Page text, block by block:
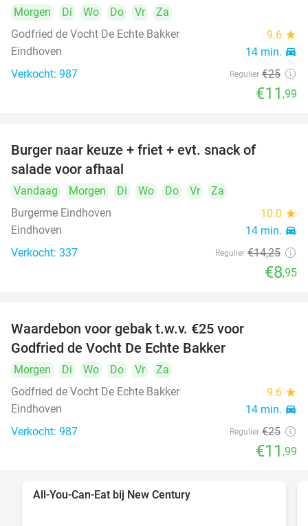
Morgen Di Wo Do Vr
Za
Godfried de Vocht De Echte Bakker
9.6 star
Eindhoven 14 min. directions_car
Verkocht: 987 Regulier €25
€11 ,99
Burger naar keuze + friet + evt. snack of
salade voor afhaal
Vandaag Morgen Di Wo Do Vr
Za
Burgerme Eindhoven
10.0 star
Eindhoven 14 min. directions_car
Verkocht: 337 Regulier €14,25
€8,95
Waardebon voor gebak t.w.v. €25 voor
Godfried de Vocht De Echte Bakker
Morgen Di Wo Do Vr
Za
Godfried de Vocht De Echte Bakker
9.6 star
Eindhoven 14 min. directions_car
Verkocht: 987 Regulier €25
€11 ,99
All-You-Can-Eat bij New Century